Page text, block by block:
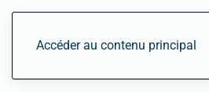
Accéder au contenu principal